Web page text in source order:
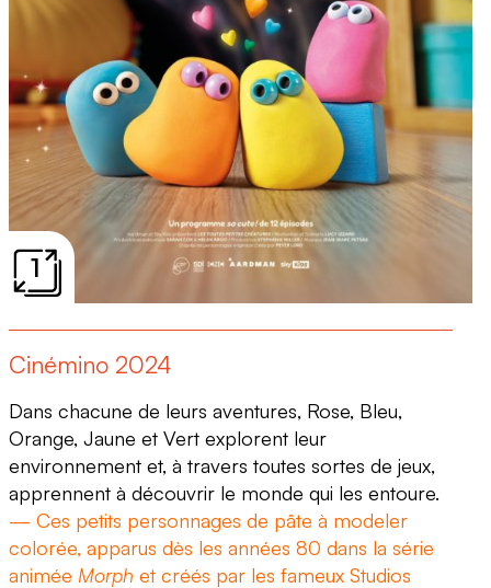
1
Cinémino 2024
Dans chacune de leurs aventures, Rose, Bleu,
Orange, Jaune et Vert explorent leur
environnement et, à travers toutes sortes de jeux,
apprennent à découvrir le monde qui les entoure.
— Ces petits personnages de pâte à modeler
colorée, apparus dès les années 80 dans la série
animée Morph et créés par les fameux Studios